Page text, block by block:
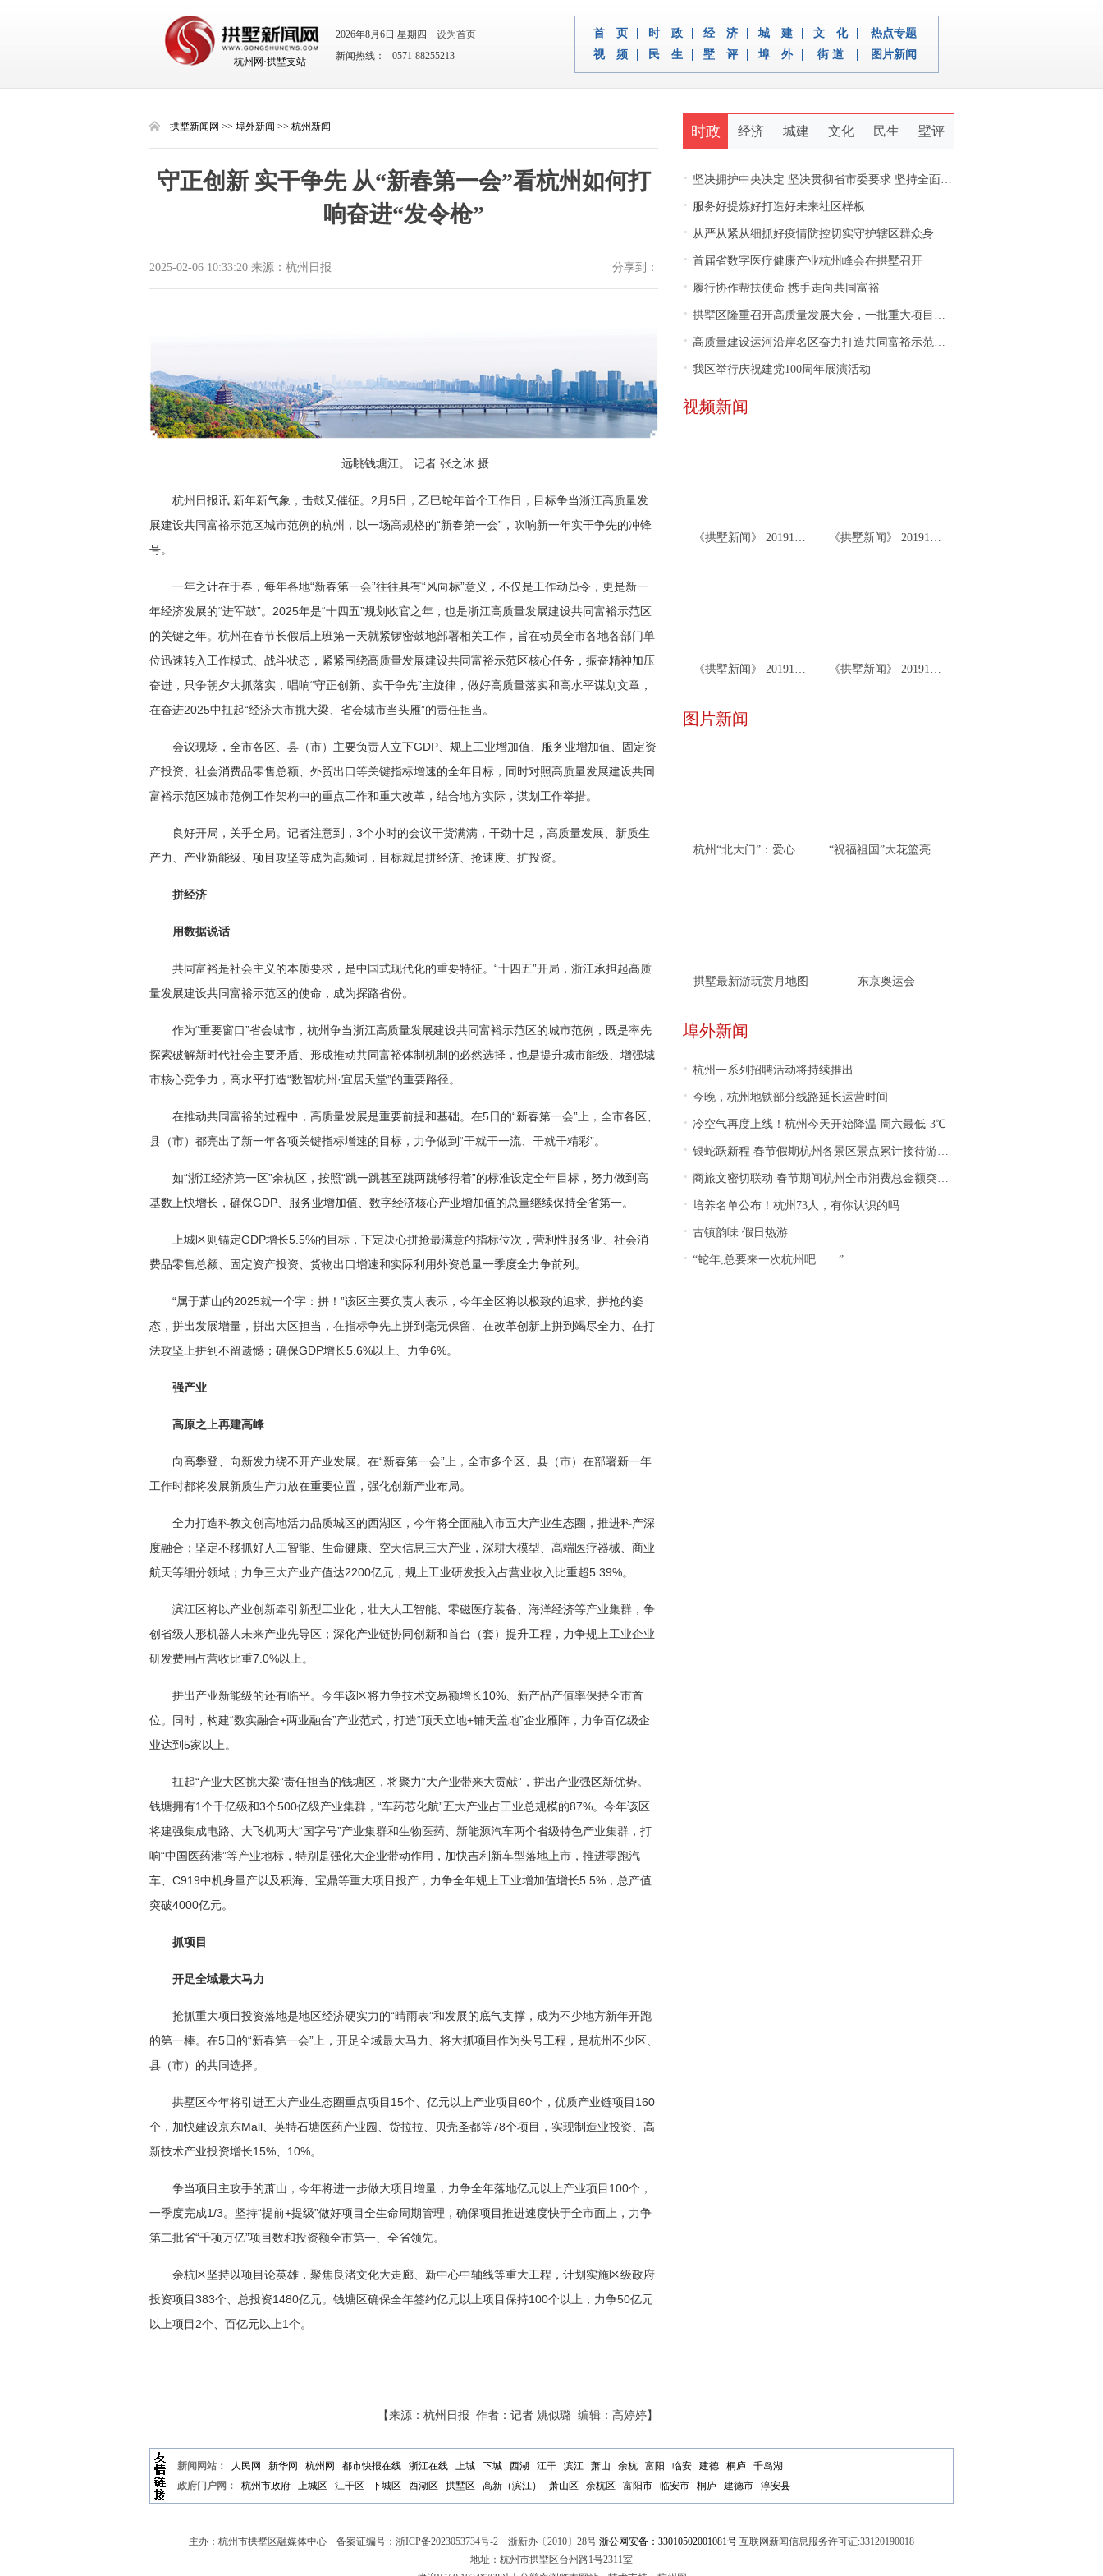
杭州网·拱墅支站
2026年8月6日 星期四
设为首页
新闻热线： 0571-88255213
首 页 时 政 经 济 城 建 文 化
热点专题
视 频
民 生 墅 评 埠 外 街 道 图片新闻
拱墅新闻网 >> 埠外新闻 >> 杭州新闻
守正创新 实干争先 从“新春第一会”看杭州如何打
响奋进“发令枪”
2025-02-06 10:33:20 来源：杭州日报 分享到：
远眺钱塘江。 记者 张之冰 摄
杭州日报讯 新年新气象，击鼓又催征。2月5日，乙巳蛇年首个工作日，目标争当浙江高质量发
展建设共同富裕示范区城市范例的杭州，以一场高规格的“新春第一会”，吹响新一年实干争先的冲锋
号。
一年之计在于春，每年各地“新春第一会”往往具有“风向标”意义，不仅是工作动员令，更是新一
年经济发展的“进军鼓”。2025年是“十四五”规划收官之年，也是浙江高质量发展建设共同富裕示范区
的关键之年。杭州在春节长假后上班第一天就紧锣密鼓地部署相关工作，旨在动员全市各地各部门单
位迅速转入工作模式、战斗状态，紧紧围绕高质量发展建设共同富裕示范区核心任务，振奋精神加压
奋进，只争朝夕大抓落实，唱响“守正创新、实干争先”主旋律，做好高质量落实和高水平谋划文章，
在奋进2025中扛起“经济大市挑大梁、省会城市当头雁”的责任担当。
会议现场，全市各区、县（市）主要负责人立下GDP、规上工业增加值、服务业增加值、固定资
产投资、社会消费品零售总额、外贸出口等关键指标增速的全年目标，同时对照高质量发展建设共同
富裕示范区城市范例工作架构中的重点工作和重大改革，结合地方实际，谋划工作举措。
良好开局，关乎全局。记者注意到，3个小时的会议干货满满，干劲十足，高质量发展、新质生
产力、产业新能级、项目攻坚等成为高频词，目标就是拼经济、抢速度、扩投资。
拼经济
用数据说话
共同富裕是社会主义的本质要求，是中国式现代化的重要特征。“十四五”开局，浙江承担起高质
量发展建设共同富裕示范区的使命，成为探路省份。
作为“重要窗口”省会城市，杭州争当浙江高质量发展建设共同富裕示范区的城市范例，既是率先
探索破解新时代社会主要矛盾、形成推动共同富裕体制机制的必然选择，也是提升城市能级、增强城
市核心竞争力，高水平打造“数智杭州·宜居天堂”的重要路径。
在推动共同富裕的过程中，高质量发展是重要前提和基础。在5日的“新春第一会”上，全市各区、
县（市）都亮出了新一年各项关键指标增速的目标，力争做到“干就干一流、干就干精彩”。
如“浙江经济第一区”余杭区，按照“跳一跳甚至跳两跳够得着”的标准设定全年目标，努力做到高
基数上快增长，确保GDP、服务业增加值、数字经济核心产业增加值的总量继续保持全省第一。
上城区则锚定GDP增长5.5%的目标，下定决心拼抢最满意的指标位次，营利性服务业、社会消
费品零售总额、固定资产投资、货物出口增速和实际利用外资总量一季度全力争前列。
“属于萧山的2025就一个字：拼！”该区主要负责人表示，今年全区将以极致的追求、拼抢的姿
态，拼出发展增量，拼出大区担当，在指标争先上拼到毫无保留、在改革创新上拼到竭尽全力、在打
法攻坚上拼到不留遗憾；确保GDP增长5.6%以上、力争6%。
强产业
高原之上再建高峰
向高攀登、向新发力绕不开产业发展。在“新春第一会”上，全市多个区、县（市）在部署新一年
工作时都将发展新质生产力放在重要位置，强化创新产业布局。
全力打造科教文创高地活力品质城区的西湖区，今年将全面融入市五大产业生态圈，推进科产深
度融合；坚定不移抓好人工智能、生命健康、空天信息三大产业，深耕大模型、高端医疗器械、商业
航天等细分领域；力争三大产业产值达2200亿元，规上工业研发投入占营业收入比重超5.39%。
滨江区将以产业创新牵引新型工业化，壮大人工智能、零磁医疗装备、海洋经济等产业集群，争
创省级人形机器人未来产业先导区；深化产业链协同创新和首台（套）提升工程，力争规上工业企业
研发费用占营收比重7.0%以上。
拼出产业新能级的还有临平。今年该区将力争技术交易额增长10%、新产品产值率保持全市首
位。同时，构建“数实融合+两业融合”产业范式，打造“顶天立地+铺天盖地”企业雁阵，力争百亿级企
业达到5家以上。
扛起“产业大区挑大梁”责任担当的钱塘区，将聚力“大产业带来大贡献”，拼出产业强区新优势。
钱塘拥有1个千亿级和3个500亿级产业集群，“车药芯化航”五大产业占工业总规模的87%。今年该区
将建强集成电路、大飞机两大“国字号”产业集群和生物医药、新能源汽车两个省级特色产业集群，打
响“中国医药港”等产业地标，特别是强化大企业带动作用，加快吉利新车型落地上市，推进零跑汽
车、C919中机身量产以及积海、宝鼎等重大项目投产，力争全年规上工业增加值增长5.5%，总产值
突破4000亿元。
抓项目
开足全域最大马力
抢抓重大项目投资落地是地区经济硬实力的“晴雨表”和发展的底气支撑，成为不少地方新年开跑
的第一棒。在5日的“新春第一会”上，开足全域最大马力、将大抓项目作为头号工程，是杭州不少区、
县（市）的共同选择。
拱墅区今年将引进五大产业生态圈重点项目15个、亿元以上产业项目60个，优质产业链项目160
个，加快建设京东Mall、英特石塘医药产业园、货拉拉、贝壳圣都等78个项目，实现制造业投资、高
新技术产业投资增长15%、10%。
争当项目主攻手的萧山，今年将进一步做大项目增量，力争全年落地亿元以上产业项目100个，
一季度完成1/3。坚持“提前+提级”做好项目全生命周期管理，确保项目推进速度快于全市面上，力争
第二批省“千项万亿”项目数和投资额全市第一、全省领先。
余杭区坚持以项目论英雄，聚焦良渚文化大走廊、新中心中轴线等重大工程，计划实施区级政府
投资项目383个、总投资1480亿元。钱塘区确保全年签约亿元以上项目保持100个以上，力争50亿元
以上项目2个、百亿元以上1个。
【来源：杭州日报 作者：记者 姚似璐 编辑：高婷婷】
时政 经济 城建 文化 民生 墅评
· 坚决拥护中央决定 坚决贯彻省市委要求 坚持全面从严治党推动新拱墅经济社会又好又快发展
· 服务好提炼好打造好未来社区样板
· 从严从紧从细抓好疫情防控切实守护辖区群众身体健康
· 首届省数字医疗健康产业杭州峰会在拱墅召开
· 履行协作帮扶使命 携手走向共同富裕
· 拱墅区隆重召开高质量发展大会，一批重大项目开工签约
· 高质量建设运河沿岸名区奋力打造共同富裕示范区拱墅样本
· 我区举行庆祝建党100周年展演活动
视频新闻
《拱墅新闻》 20191126 《拱墅新闻》 20191122
《拱墅新闻》 20191119 《拱墅新闻》 20191115
图片新闻
杭州“北大门”：爱心接力 携手同行 “祝福祖国”大花篮亮相天安门广场
拱墅最新游玩赏月地图 东京奥运会
埠外新闻
· 杭州一系列招聘活动将持续推出
· 今晚，杭州地铁部分线路延长运营时间
· 冷空气再度上线！杭州今天开始降温 周六最低-3℃
· 银蛇跃新程 春节假期杭州各景区景点累计接待游客1356.37万人次
· 商旅文密切联动 春节期间杭州全市消费总金额突破400亿元
· 培养名单公布！杭州73人，有你认识的吗
· 古镇韵味 假日热游
· “蛇年,总要来一次杭州吧……”
新闻网站： 人民网 新华网 杭州网 都市快报在线 浙江在线 上城 下城 西湖 江干 滨江 萧山 余杭 富阳 临安 建德 桐庐
千岛湖
政府门户网：
杭州市政府 上城区 江干区 下城区 西湖区 拱墅区 高新（滨江） 萧山区 余杭区 富阳市 临安市 桐庐 建德市 淳安县
主办：杭州市拱墅区融媒体中心 备案证编号： 浙ICP备2023053734号-2 浙新办〔2010〕28号 浙公网安备：33010502001081号 互联网新闻信息服务许可证:33120190018
地址：杭州市拱墅区台州路1号2311室